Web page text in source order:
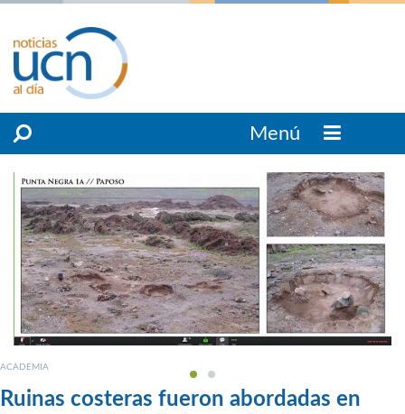
Menú
ACADEMIA
Ruinas costeras fueron abordadas en